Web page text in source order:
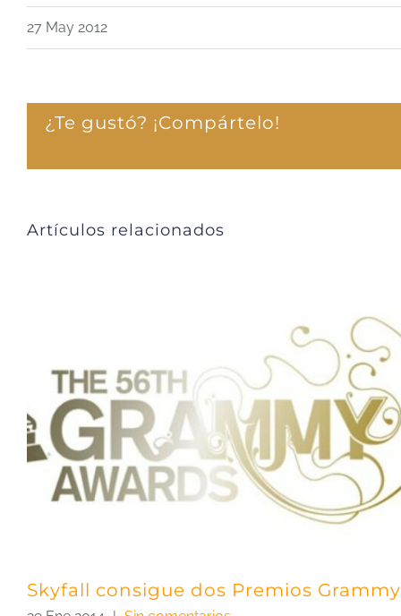
27 May 2012
¿Te gustó? ¡Compártelo!
Artículos relacionados
Skyfall consigue dos Premios Grammy